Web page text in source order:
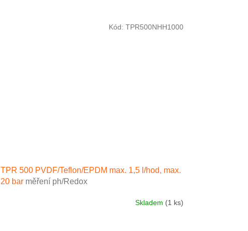
TPR 500 PVDF/Teflon/EPDM max. 1,5 l/hod, max.
20 bar měření ph/Redox
Skladem (1 ks)
Kód: TPR500NHH1000